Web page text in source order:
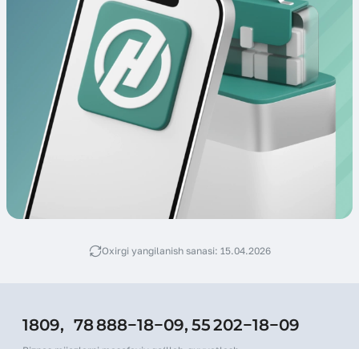
Oxirgi yangilanish sanasi: 15.04.2026
1809, 78 888−18−09, 55 202−18−09